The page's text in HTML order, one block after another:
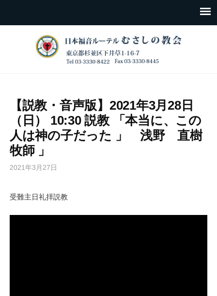
【説教・音声版】2021年3月28日
（日） 10:30 説教 「本当に、この
人は神の子だった 」 浅野 直樹
牧師 」
2021年3月27日
受難主日礼拝説教